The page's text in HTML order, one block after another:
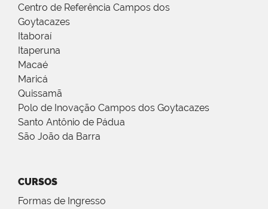
Centro de Referência Campos dos
Goytacazes
Itaboraí
Itaperuna
Macaé
Maricá
Quissamã
Polo de Inovação Campos dos Goytacazes
Santo Antônio de Pádua
São João da Barra
CURSOS
Formas de Ingresso